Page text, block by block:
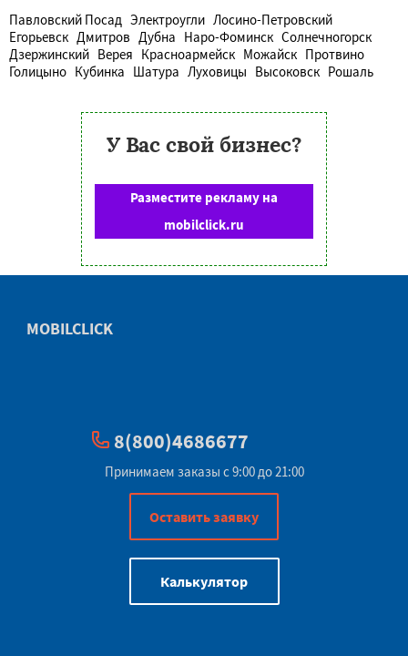
Павловский Посад Электроугли Лосино-Петровский
Егорьевск Дмитров Дубна Наро-Фоминск Солнечногорск
Дзержинский Верея Красноармейск Можайск Протвино
Голицыно Кубинка Шатура Луховицы Высоковск Рошаль
У Вас свой бизнес?
Разместите рекламу на
mobilclick.ru
MOBILCLICK
8(800)4686677
Принимаем заказы с 9:00 до 21:00
Оставить заявку
Калькулятор